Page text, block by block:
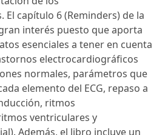
capítulo 6 (Reminders) de la
interés puesto que aporta
esenciales a tener en cuenta
electrocardiográficos
normales, parámetros que
elemento del ECG, repaso a
ritmos
ventriculares y
Además, el libro incluye un